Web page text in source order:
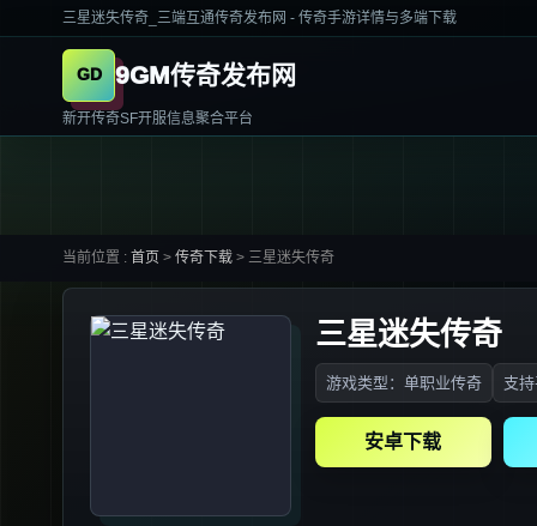
三星迷失传奇_三端互通传奇发布网 - 传奇手游详情与多端下载
9GM传奇发布网
新开传奇SF开服信息聚合平台
当前位置 : 首页 > 传奇下载 > 三星迷失传奇
三星迷失传奇
游戏类型：单职业传奇 支
安卓下载